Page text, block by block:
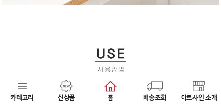
카테고리 신상품 홈 배송조회 아트사인 소개